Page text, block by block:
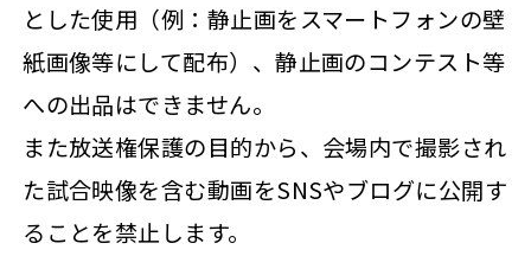
とした使用（例：静止画をスマートフォンの壁
紙画像等にして配布）、静止画のコンテスト等
への出品はできません。
また放送権保護の目的から、会場内で撮影され
た試合映像を含む動画をSNSやブログに公開す
ることを禁止します。